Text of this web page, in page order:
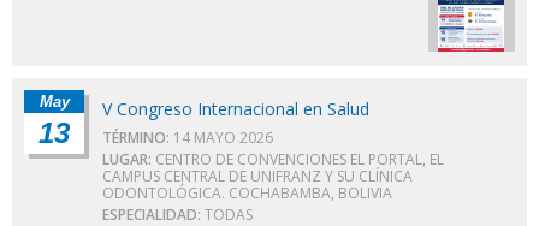
May
13
V Congreso Internacional en Salud
TÉRMINO: 14 MAYO 2026
LUGAR: CENTRO DE CONVENCIONES EL PORTAL, EL
CAMPUS CENTRAL DE UNIFRANZ Y SU CLÍNICA
ODONTOLÓGICA. COCHABAMBA, BOLIVIA
ESPECIALIDAD: TODAS